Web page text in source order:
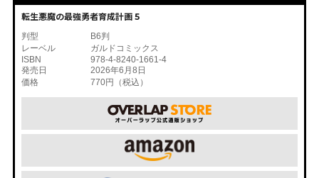
転生悪魔の最強勇者育成計画 5
判型
B6判
レーベル
ガルドコミックス
ISBN
978-4-8240-1661-4
発売日
2026年6月8日
価格
770円（税込）